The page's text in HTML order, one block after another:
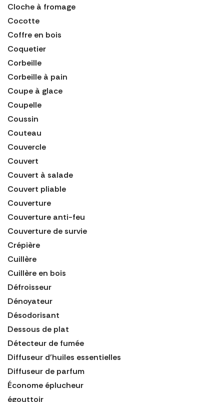
Cloche à fromage
Cocotte
Coffre en bois
Coquetier
Corbeille
Corbeille à pain
Coupe à glace
Coupelle
Coussin
Couteau
Couvercle
Couvert
Couvert à salade
Couvert pliable
Couverture
Couverture anti-feu
Couverture de survie
Crépière
Cuillère
Cuillère en bois
Défroisseur
Dénoyateur
Désodorisant
Dessous de plat
Détecteur de fumée
Diffuseur d'huiles essentielles
Diffuseur de parfum
Économe éplucheur
égouttoir